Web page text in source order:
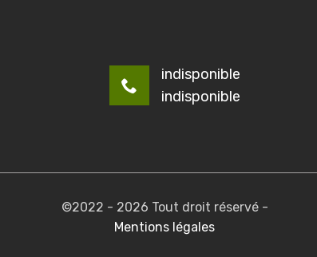
indisponible
indisponible
©2022 - 2026 Tout droit réservé -
Mentions légales